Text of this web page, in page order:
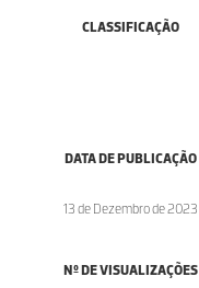
CLASSIFICAÇÃO
DATA DE PUBLICAÇÃO
13 de Dezembro de 2023
Nº DE VISUALIZAÇÕES